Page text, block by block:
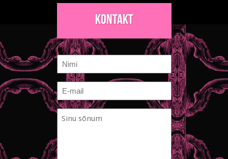
Kontakt
Nimi
E-
mail
Sinu